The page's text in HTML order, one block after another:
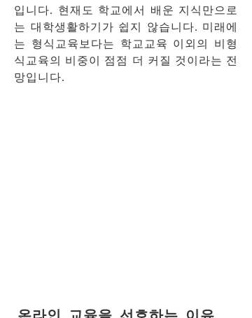
입니다. 현재도 학교에서 배운 지식만으로
는 대학생활하기가 쉽지 않습니다. 미래에
는 형식교육보다는 학교교육 이외의 비형
식교육의 비중이 점점 더 커질 것이라는 전
망입니다.